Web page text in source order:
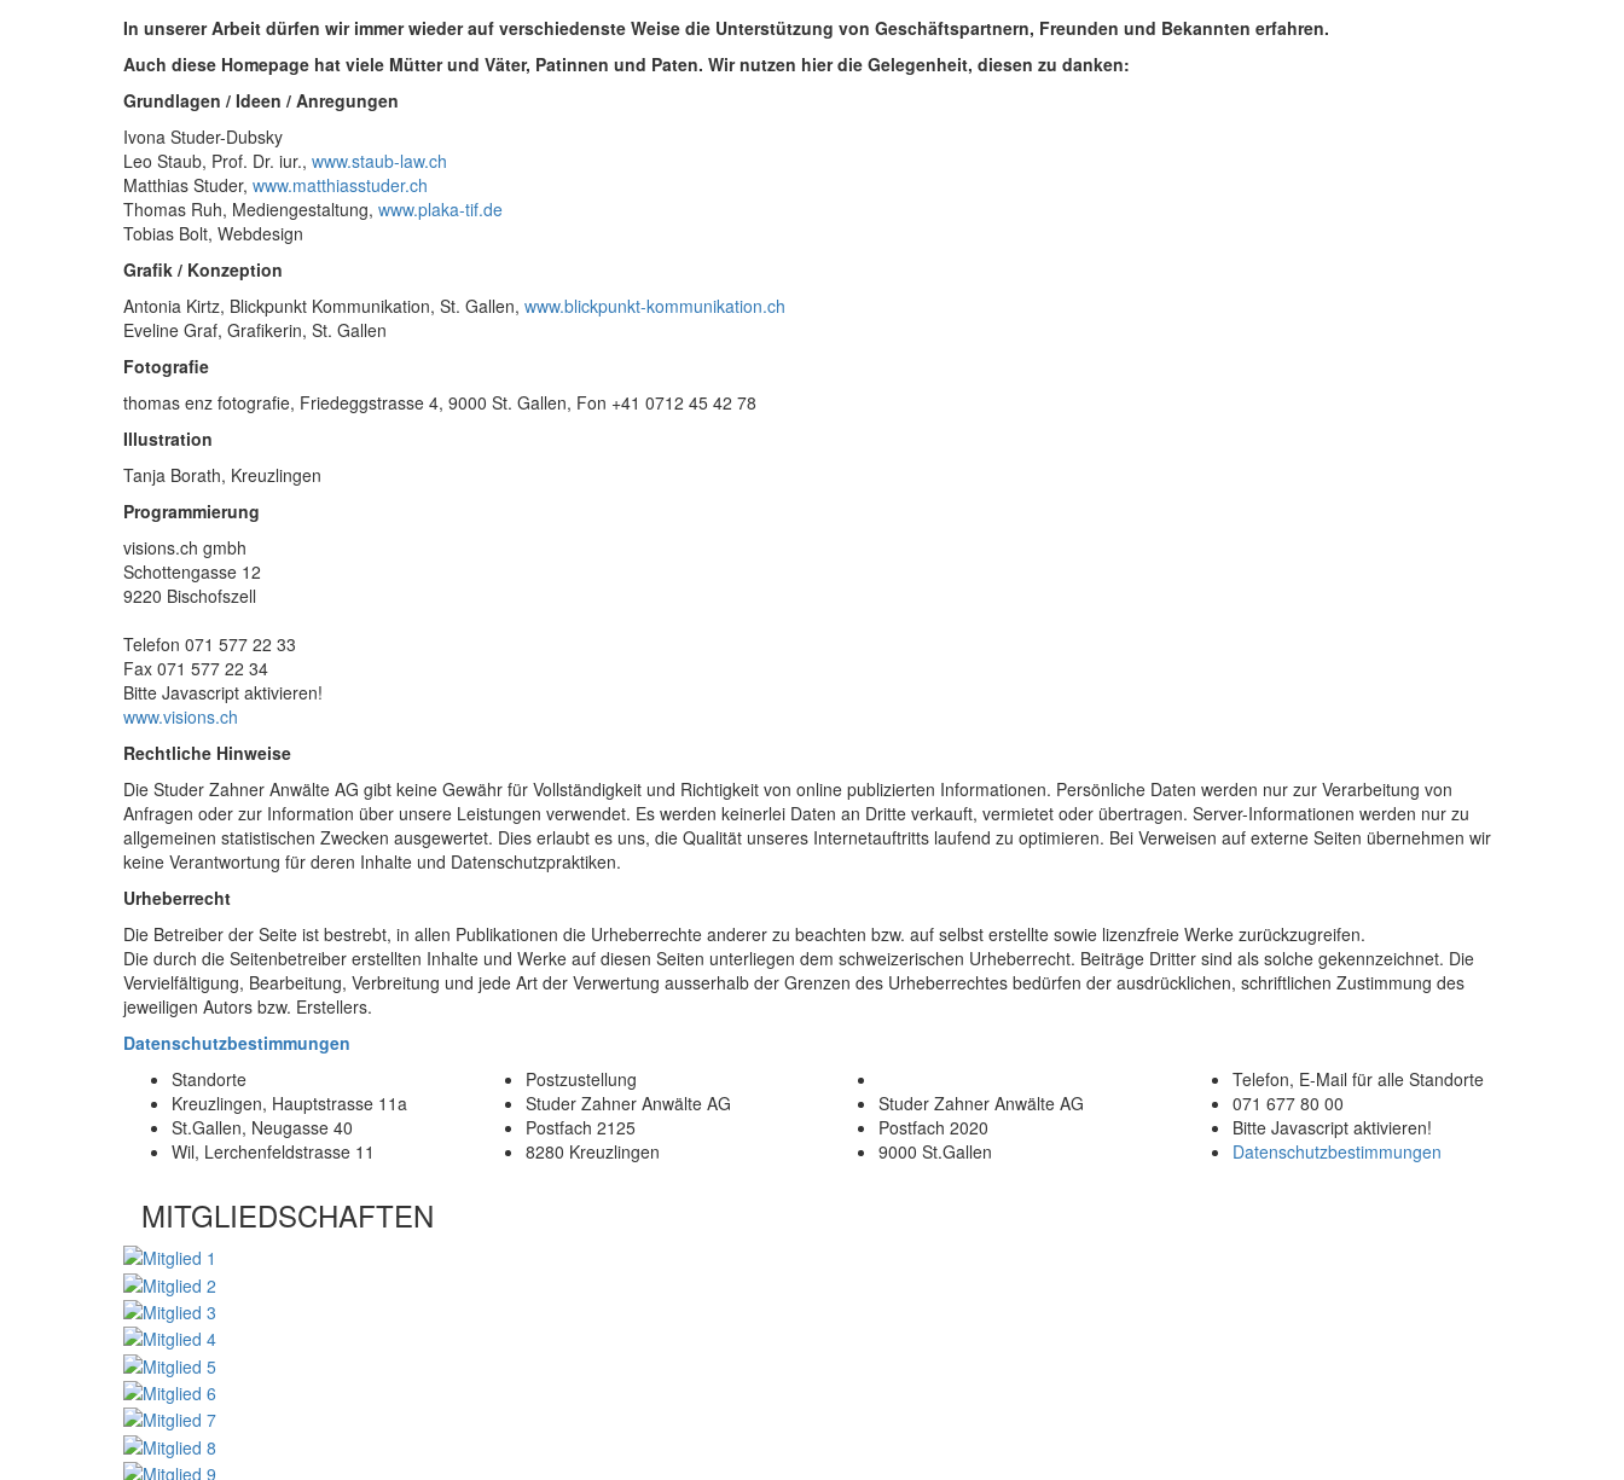
In unserer Arbeit dürfen wir immer wieder auf verschiedenste Weise die Unterstützung von Geschäftspartnern, Freunden und Bekannten erfahren.
Auch diese Homepage hat viele Mütter und Väter, Patinnen und Paten. Wir nutzen hier die Gelegenheit, diesen zu danken:
Grundlagen / Ideen / Anregungen
Ivona Studer-Dubsky
Leo Staub, Prof. Dr. iur., www.staub-law.ch
Matthias Studer, www.matthiasstuder.ch
Thomas Ruh, Mediengestaltung, www.plaka-tif.de
Tobias Bolt, Webdesign
Grafik / Konzeption
Antonia Kirtz, Blickpunkt Kommunikation, St. Gallen, www.blickpunkt-kommunikation.ch
Eveline Graf, Grafikerin, St. Gallen
Fotografie
thomas enz fotografie, Friedeggstrasse 4, 9000 St. Gallen, Fon +41 0712 45 42 78
Illustration
Tanja Borath, Kreuzlingen
Programmierung
visions.ch gmbh
Schottengasse 12
9220 Bischofszell
Telefon 071 577 22 33
Fax 071 577 22 34
Bitte Javascript aktivieren!
www.visions.ch
Rechtliche Hinweise
Die Studer Zahner Anwälte AG gibt keine Gewähr für Vollständigkeit und Richtigkeit von online publizierten Informationen. Persönliche Daten werden nur zur Verarbeitung von
Anfragen oder zur Information über unsere Leistungen verwendet. Es werden keinerlei Daten an Dritte verkauft, vermietet oder übertragen. Server-Informationen werden nur zu
allgemeinen statistischen Zwecken ausgewertet. Dies erlaubt es uns, die Qualität unseres Internetauftritts laufend zu optimieren. Bei Verweisen auf externe Seiten übernehmen wir
keine Verantwortung für deren Inhalte und Datenschutzpraktiken.
Urheberrecht
Die Betreiber der Seite ist bestrebt, in allen Publikationen die Urheberrechte anderer zu beachten bzw. auf selbst erstellte sowie lizenzfreie Werke zurückzugreifen.
Die durch die Seitenbetreiber erstellten Inhalte und Werke auf diesen Seiten unterliegen dem schweizerischen Urheberrecht. Beiträge Dritter sind als solche gekennzeichnet. Die
Vervielfältigung, Bearbeitung, Verbreitung und jede Art der Verwertung ausserhalb der Grenzen des Urheberrechtes bedürfen der ausdrücklichen, schriftlichen Zustimmung des
jeweiligen Autors bzw. Erstellers.
Datenschutzbestimmungen
Standorte
Kreuzlingen, Hauptstrasse 11a
St.Gallen, Neugasse 40
Wil, Lerchenfeldstrasse 11
Postzustellung
Studer Zahner Anwälte AG
Postfach 2125
8280 Kreuzlingen
Studer Zahner Anwälte AG
Postfach 2020
9000 St.Gallen
Telefon, E-Mail für alle Standorte
071 677 80 00
Bitte Javascript aktivieren!
Datenschutzbestimmungen
MITGLIEDSCHAFTEN